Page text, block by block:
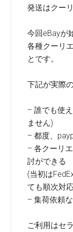
発送はクー
今回eBayが
各種クーリ
とです。
下記が実際
– 誰でも使
ません)
– 都度、
– 各クーリ
討ができる
(当初は
ても順次対
– 集荷依頼
ご利用はセ